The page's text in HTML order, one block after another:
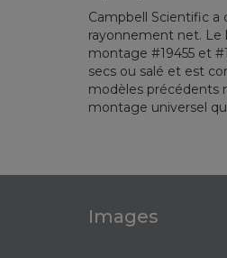
Campbell Scientific a
rayonnement net. Le
montage #19455 et
secs ou salé et est
modèles précédents
montage universel
Images